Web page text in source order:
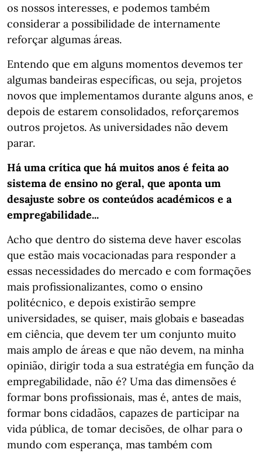
os nossos interesses, e podemos também
considerar a possibilidade de internamente
reforçar algumas áreas.
Entendo que em alguns momentos devemos ter
algumas bandeiras específicas, ou seja, projetos
novos que implementamos durante alguns anos, e
depois de estarem consolidados, reforçaremos
outros projetos. As universidades não devem
parar.
Há uma crítica que há muitos anos é feita ao
sistema de ensino no geral, que aponta um
desajuste sobre os conteúdos académicos e a
empregabilidade...
Acho que dentro do sistema deve haver escolas
que estão mais vocacionadas para responder a
essas necessidades do mercado e com formações
mais profissionalizantes, como o ensino
politécnico, e depois existirão sempre
universidades, se quiser, mais globais e baseadas
em ciência, que devem ter um conjunto muito
mais amplo de áreas e que não devem, na minha
opinião, dirigir toda a sua estratégia em função da
empregabilidade, não é? Uma das dimensões é
formar bons profissionais, mas é, antes de mais,
formar bons cidadãos, capazes de participar na
vida pública, de tomar decisões, de olhar para o
mundo com esperança, mas também com